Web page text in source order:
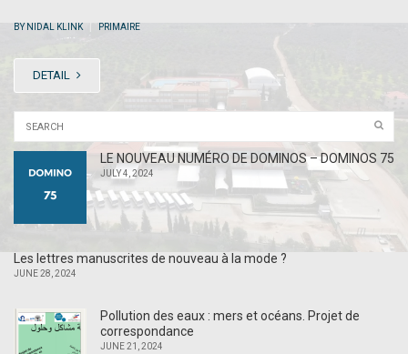
BY NIDAL KLINK PRIMAIRE
DETAIL
LE NOUVEAU NUMÉRO DE DOMINOS – DOMINOS 75
JULY 4, 2024
Les lettres manuscrites de nouveau à la mode ?
JUNE 28, 2024
Pollution des eaux : mers et océans. Projet de
correspondance
JUNE 21, 2024